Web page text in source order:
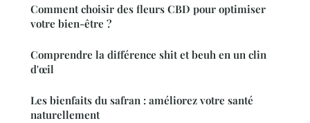
Comment choisir des fleurs CBD pour optimiser
votre bien-être ?
Comprendre la différence shit et beuh en un clin
d'œil
Les bienfaits du safran : améliorez votre santé
naturellement